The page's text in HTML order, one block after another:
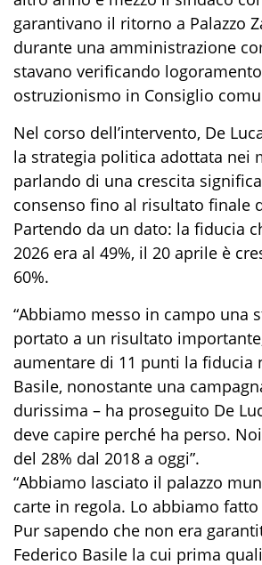
garantivano il ritorno a Palazzo
durante una amministrazione
stavano verificando
ostruzionismo in Consiglio
Nel corso dell’intervento, De
la strategia politica adottata nei
parlando di una crescita
consenso fino al risultato finale
Partendo da un dato: la fiducia
2026 era al 49%, il 20 aprile è
60%.
“Abbiamo messo in campo una
portato a un risultato
aumentare di 11 punti la fiducia
Basile, nonostante una
durissima – ha proseguito De
deve capire perché ha perso.
del 28% dal 2018 a oggi”.
“Abbiamo lasciato il palazzo
carte in regola. Lo abbiamo
Pur sapendo che non era
Federico Basile la cui prima